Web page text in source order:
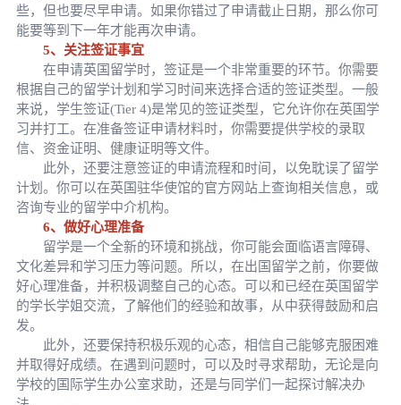
些，但也要尽早申请。如果你错过了申请截止日期，那么你可
能要等到下一年才能再次申请。
5、关注签证事宜
在申请英国留学时，签证是一个非常重要的环节。你需要
根据自己的留学计划和学习时间来选择合适的签证类型。一般
来说，学生签证(Tier 4)是常见的签证类型，它允许你在英国学
习并打工。在准备签证申请材料时，你需要提供学校的录取
信、资金证明、健康证明等文件。
此外，还要注意签证的申请流程和时间，以免耽误了留学
计划。你可以在英国驻华使馆的官方网站上查询相关信息，或
咨询专业的留学中介机构。
6、做好心理准备
留学是一个全新的环境和挑战，你可能会面临语言障碍、
文化差异和学习压力等问题。所以，在出国留学之前，你要做
好心理准备，并积极调整自己的心态。可以和已经在英国留学
的学长学姐交流，了解他们的经验和故事，从中获得鼓励和启
发。
此外，还要保持积极乐观的心态，相信自己能够克服困难
并取得好成绩。在遇到问题时，可以及时寻求帮助，无论是向
学校的国际学生办公室求助，还是与同学们一起探讨解决办